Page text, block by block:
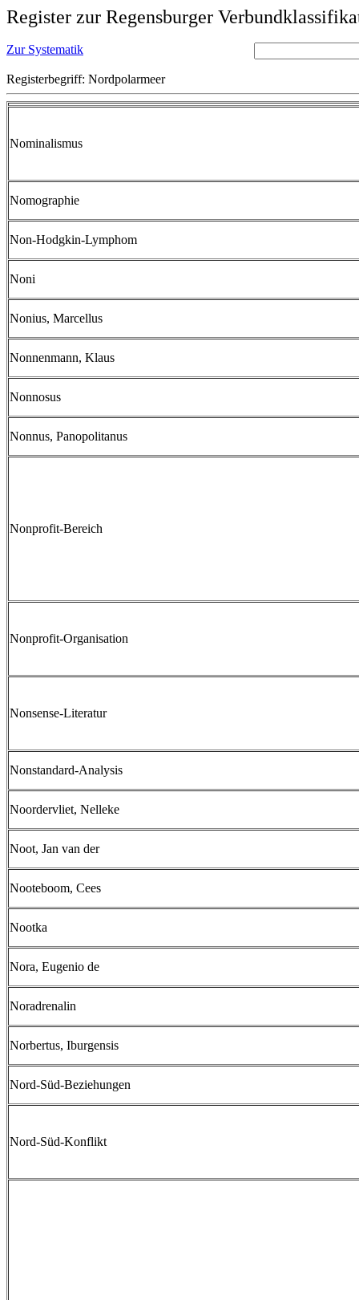
Register zur Regensburger
Zur Systematik
Registerbegriff: Nordpolarmeer
Nominalismus
Nomographie
Non-Hodgkin-Lymphom
Noni
Nonius, Marcellus
Nonnenmann, Klaus
Nonnosus
Nonnus, Panopolitanus
Nonprofit-Bereich
Nonprofit-Organisation
Nonsense-Literatur
Nonstandard-Analysis
Noordervliet, Nelleke
Noot, Jan van der
Nooteboom, Cees
Nootka
Nora, Eugenio de
Noradrenalin
Norbertus, Iburgensis
Nord-Süd-Beziehungen
Nord-Süd-Konflikt